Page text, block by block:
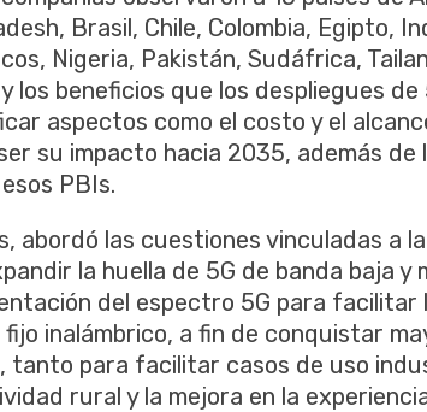
Brasil, Chile, Colombia, Egipto,
Nigeria, Pakistán, Sudáfrica,
los beneficios que los despliegues
aspectos como el costo y el
su impacto hacia 2035, además
PBIs.
abordó las cuestiones vinculadas a
la huella de 5G de banda baja y
del espectro 5G para facilitar
fijo inalámbrico, a fin de conquistar
tanto para facilitar casos de uso
rural y la mejora en la